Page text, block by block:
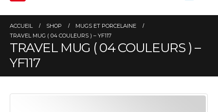
ACCUEIL SHOP
MUGS ET PORCELAINE
TRAVEL MUG ( 04 COULEURS ) – YF117
TRAVEL MUG ( 04 COULEURS ) –
YF117